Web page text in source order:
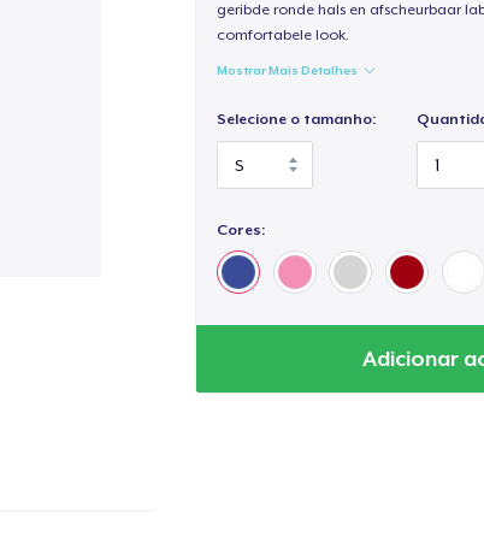
geribde ronde hals en afscheurbaar
comfortabele look.
Mostrar Mais Detalhes
Selecione o tamanho:
Cores:
Adicionar